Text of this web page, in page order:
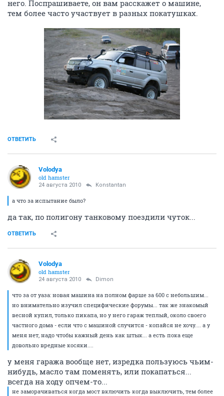
него. Поспрашиваете, он вам расскажет о машине,
тем более часто участвует в разных покатушках.
ОТВЕТИТЬ
Volodya
old hamster
24 августа 2010 Konstantan
а что за испытание было?
да так, по полигону танковому поездили чуток...
ОТВЕТИТЬ
Volodya
old hamster
24 августа 2010 Dimon
что за от уаза: новая машина на полном фарше за 600 с небольшим...
но внимательно изучил специфические форумы... так же знакомый
весной купил, только пикапа, но у него гараж теплый, около своего
частного дома - если что с машиной случится - копайся не хочу.... а у
меня нет, надо чтобы кажный день как штык... а есть пока еще
довольно вредные косяки....
у меня гаража вообще нет, изредка пользуюсь чьим-
нибудь, масло там поменять, или покапаться...
всегда на ходу опчем-то...
не заморачиваться когда мост включить когда выключить, тем более